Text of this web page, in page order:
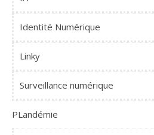
Identité Numérique
Linky
Surveillance numérique
PLandémie